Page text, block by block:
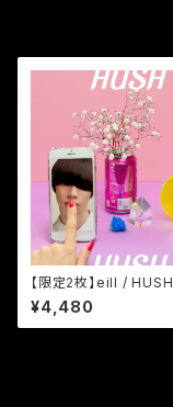
【限定2枚】eill / HUSH
¥4,480